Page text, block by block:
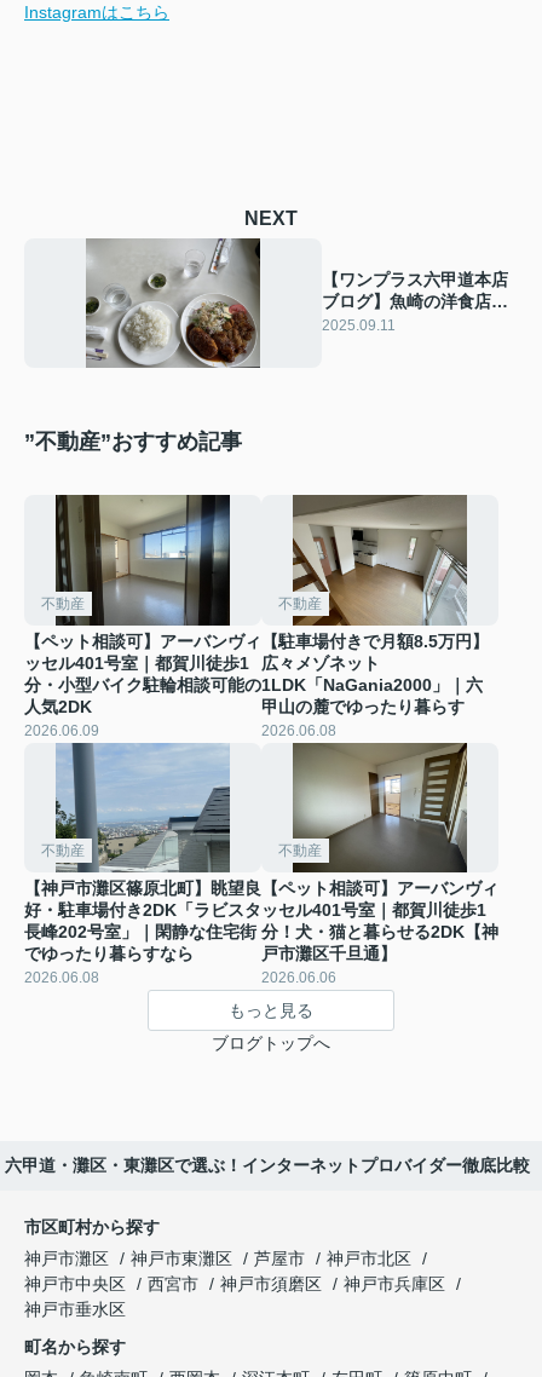
Instagramはこちら
NEXT
【ワンプラス六甲道本店
ブログ】魚崎の洋食店
「きまぐれ」｜ボリュー
2025.09.11
”不動産”おすすめ記事
不動産
【ペット相談可】アーバンヴィ
ッセル401号室｜都賀川徒歩1
分・小型バイク駐輪相談可能の
人気2DK
2026.06.09
不動産
【駐車場付きで月額8.5万円】
広々メゾネット
1LDK「NaGania2000」｜六
甲山の麓でゆったり暮らす
2026.06.08
不動産
【神戸市灘区篠原北町】眺望良
好・駐車場付き2DK「ラビスタ
長峰202号室」｜閑静な住宅街
でゆったり暮らすなら
2026.06.08
不動産
【ペット相談可】アーバンヴィ
ッセル401号室｜都賀川徒歩1
分！犬・猫と暮らせる2DK【神
戸市灘区千旦通】
2026.06.06
もっと見る
ブログトップへ
甲道・灘区・東灘区で選ぶ！インターネットプロバイダー徹底比較
市区町村から探す
神戸市灘区
神戸市東灘区 芦屋市
神戸市北区
神戸市中央区
西宮市 神戸市須磨区
神戸市兵庫区
神戸市垂水区
町名から探す